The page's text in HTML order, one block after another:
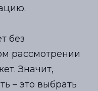
без
рассмотрении
Значит,
– это выбрать